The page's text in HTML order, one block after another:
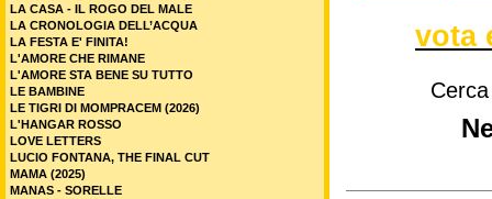
vota
LA CASA - IL ROGO DEL MALE
LA CRONOLOGIA DELL’ACQUA
LA FESTA E' FINITA!
L'AMORE CHE RIMANE
L'AMORE STA BENE SU TUTTO
LE BAMBINE
LE TIGRI DI MOMPRACEM (2026)
L'HANGAR ROSSO
LOVE LETTERS
LUCIO FONTANA, THE FINAL CUT
MAMA (2025)
MANAS - SORELLE